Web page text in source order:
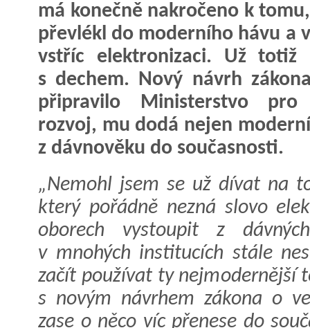
má konečně nakročeno k
převlékl do moderního hávu a
vstříc elektronizaci. Už totiž
s dechem. Nový návrh
připravilo Ministerstvo pro
rozvoj, mu dodá nejen
z dávnověku do současnosti.
„Nemohl jsem se už dívat na
který pořádně nezná slovo
oborech vystoupit z
v mnohých institucích stále
začít používat ty nejmodernější
s novým návrhem zákona o
zase o něco víc přenese do